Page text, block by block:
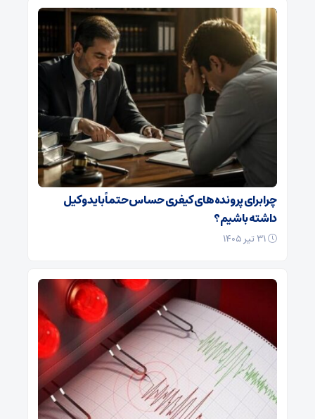
چرا برای پرونده‌های کیفری حساس حتماً باید وکیل
داشته باشیم؟